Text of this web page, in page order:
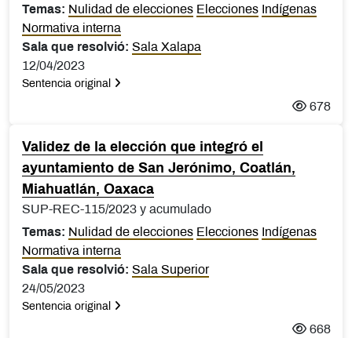
Temas: Nulidad de elecciones Elecciones Indígenas
Normativa interna
Sala que resolvió: Sala Xalapa
12/04/2023
Sentencia original
678
Validez de la elección que integró el
ayuntamiento de San Jerónimo, Coatlán,
Miahuatlán, Oaxaca
SUP-REC-115/2023 y acumulado
Temas: Nulidad de elecciones Elecciones Indígenas
Normativa interna
Sala que resolvió: Sala Superior
24/05/2023
Sentencia original
668